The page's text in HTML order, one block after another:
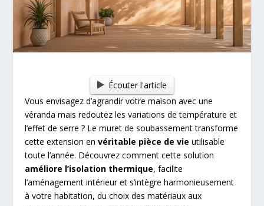
Écouter l'article
Vous envisagez d’agrandir votre maison avec une
véranda mais redoutez les variations de température et
l’effet de serre ? Le muret de soubassement transforme
cette extension envéritable pièce de vie utilisable
toute l’année. Découvrez comment cette solution
améliore l’isolation thermique, facilite
l’aménagement intérieur et s’intègre harmonieusement
à votre habitation, du choix des matériaux aux